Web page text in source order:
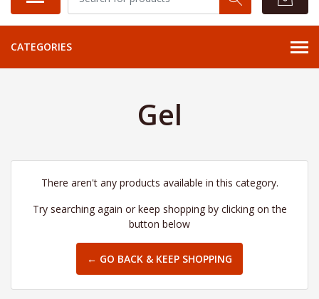
CATEGORIES
Gel
There aren't any products available in this category.
Try searching again or keep shopping by clicking on the
button below
← GO BACK & KEEP SHOPPING